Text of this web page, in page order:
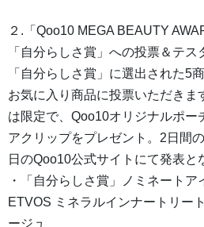
２.「Qoo10 MEGA BEAUTY
「自分らしさ賞」への投票＆テス
「自分らしさ賞」に選出された5
お気に入り商品に投票いただきま
は限定で、Qoo10オリジナルポー
アクリップをプレゼント。2日間
日のQoo10公式サイトにて発表と
・「自分らしさ賞」ノミネートア
ETVOS ミネラルインナートリー
ージュ